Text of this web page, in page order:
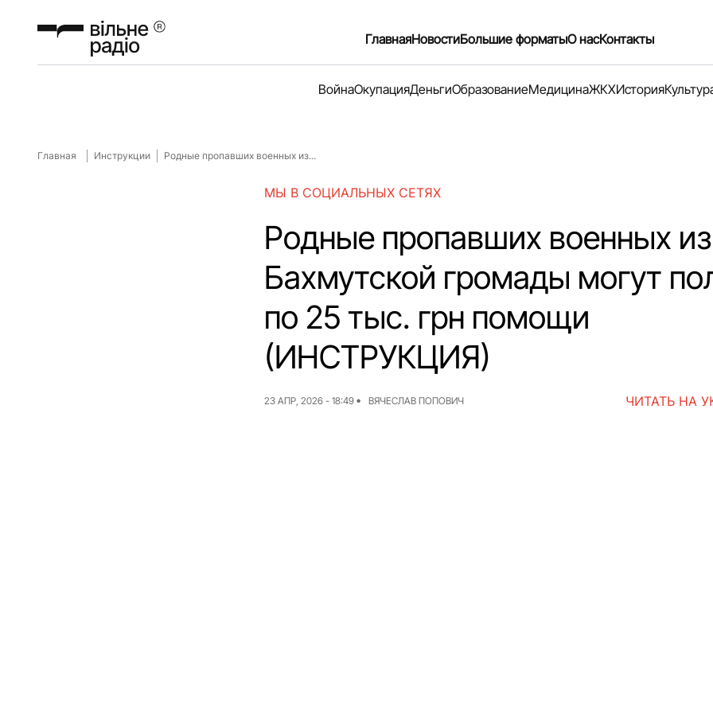
ГлавнаяНовостиБольшие форматыО насКонтакты
ВойнаОкупацияДеньгиОбразованиеМедицинаЖКХИстория
Главная Инструкции Родные пропавших военных из...
МЫ В СОЦИАЛЬНЫХ СЕТЯХ
Родные пропавших военных из
Бахмутской громады могут
по 25 тыс. грн помощи
(ИНСТРУКЦИЯ)
23 АПР, 2026 - 18:49 ВЯЧЕСЛАВ ПОПОВИЧ ЧИТАТЬ НА